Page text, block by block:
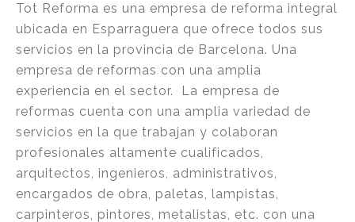
Tot Reforma es una empresa de reforma integral
ubicada en Esparraguera que ofrece todos sus
servicios en la provincia de Barcelona. Una
empresa de reformas con una amplia
experiencia en el sector. La empresa de
reformas cuenta con una amplia variedad de
servicios en la que trabajan y colaboran
profesionales altamente cualificados,
arquitectos, ingenieros, administrativos,
encargados de obra, paletas, lampistas,
carpinteros, pintores, metalistas, etc. con una